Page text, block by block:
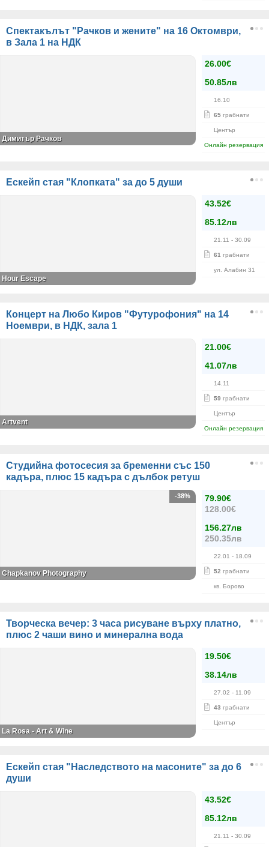
Спектакълът "Рачков и жените" на 16 Октомври,
в Зала 1 на НДК
26.00€
50.85лв
16.10
65 грабнати
Център
Онлайн резервация
Димитър Рачков
Ескейп стая "Клопката" за до 5 души
43.52€
85.12лв
21.11 - 30.09
61 грабнати
ул. Алабин 31
Hour Escape
Концерт на Любо Киров "Футурофония" на 14
Ноември, в НДК, зала 1
21.00€
41.07лв
14.11
59 грабнати
Център
Онлайн резервация
Artvent
Студийна фотосесия за бременни със 150
кадъра, плюс 15 кадъра с дълбок ретуш
79.90€
128.00€
156.27лв
250.35лв
22.01 - 18.09
52 грабнати
кв. Борово
-38%
Chapkanov Photography
Творческа вечер: 3 часа рисуване върху платно,
плюс 2 чаши вино и минерална вода
19.50€
38.14лв
27.02 - 11.09
43 грабнати
Център
La Rosa - Art & Wine
Ескейп стая "Наследството на масоните" за до 6
души
43.52€
85.12лв
21.11 - 30.09